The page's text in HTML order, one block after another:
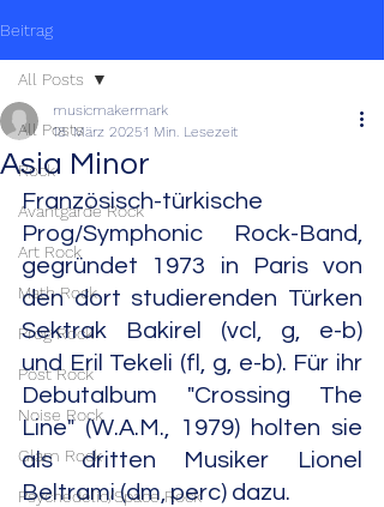
Beitrag
All Posts
Rock
Avantgarde Rock
Art Rock
Math Rock
Prog Rock
Post Rock
Noise Rock
Glam Rock
Psychedelic/Space Rock
All Posts
Asia Minor
musicmakermark
18. März 20251 Min. Lesezeit
Französisch-türkische
Prog/Symphonic Rock-Band,
gegründet 1973 in Paris von
den dort studierenden Türken
Sektrak Bakirel (vcl, g, e-b)
und Eril Tekeli (fl, g, e-b). Für ihr
Debutalbum "Crossing The
Line" (W.A.M., 1979) holten sie
als dritten Musiker Lionel
Beltrami (dm, perc) dazu.